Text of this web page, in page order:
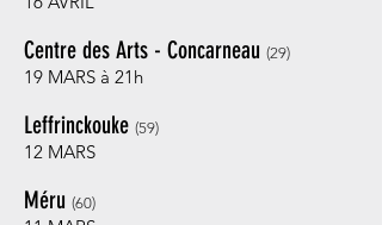
Centre des Arts - Concarneau (29)
19 MARS à 21h
Leffrinckouke (59)
12 MARS
Méru (60)